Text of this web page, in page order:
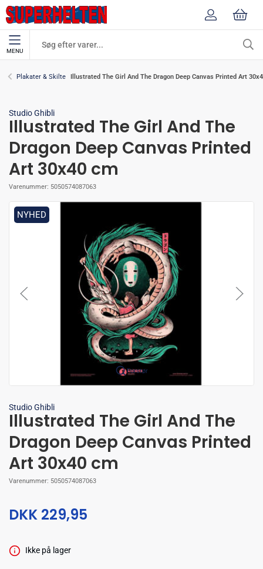
MENU
Plakater & Skilte Illustrated The Girl And The Dragon Deep Canvas Printed Art
Studio Ghibli
Illustrated The Girl And The
Dragon Deep Canvas Printed
Art 30x40 cm
Varenummer: 5050574087063
NYHED
Forstør
Studio Ghibli
Illustrated The Girl And The
Dragon Deep Canvas Printed
Art 30x40 cm
Varenummer: 5050574087063
DKK 229,95
Ikke på lager